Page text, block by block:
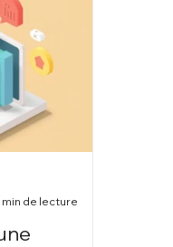
min de lecture